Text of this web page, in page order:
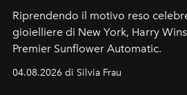
Riprendendo il motivo reso
gioielliere di New York, Harry
Premier Sunflower Automatic.
04.08.2026 di Silvia Frau